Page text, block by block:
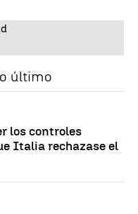
último
los controles
Italia rechazase el